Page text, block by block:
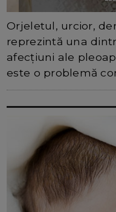
Orjeletul, urcior,
reprezintă una
afecțiuni ale
este o problemă